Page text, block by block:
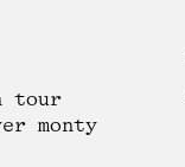
tour
monty